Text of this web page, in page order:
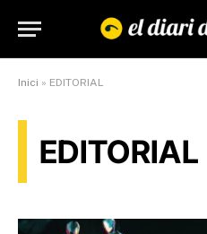
Inici » EDITORIAL
EDITORIAL